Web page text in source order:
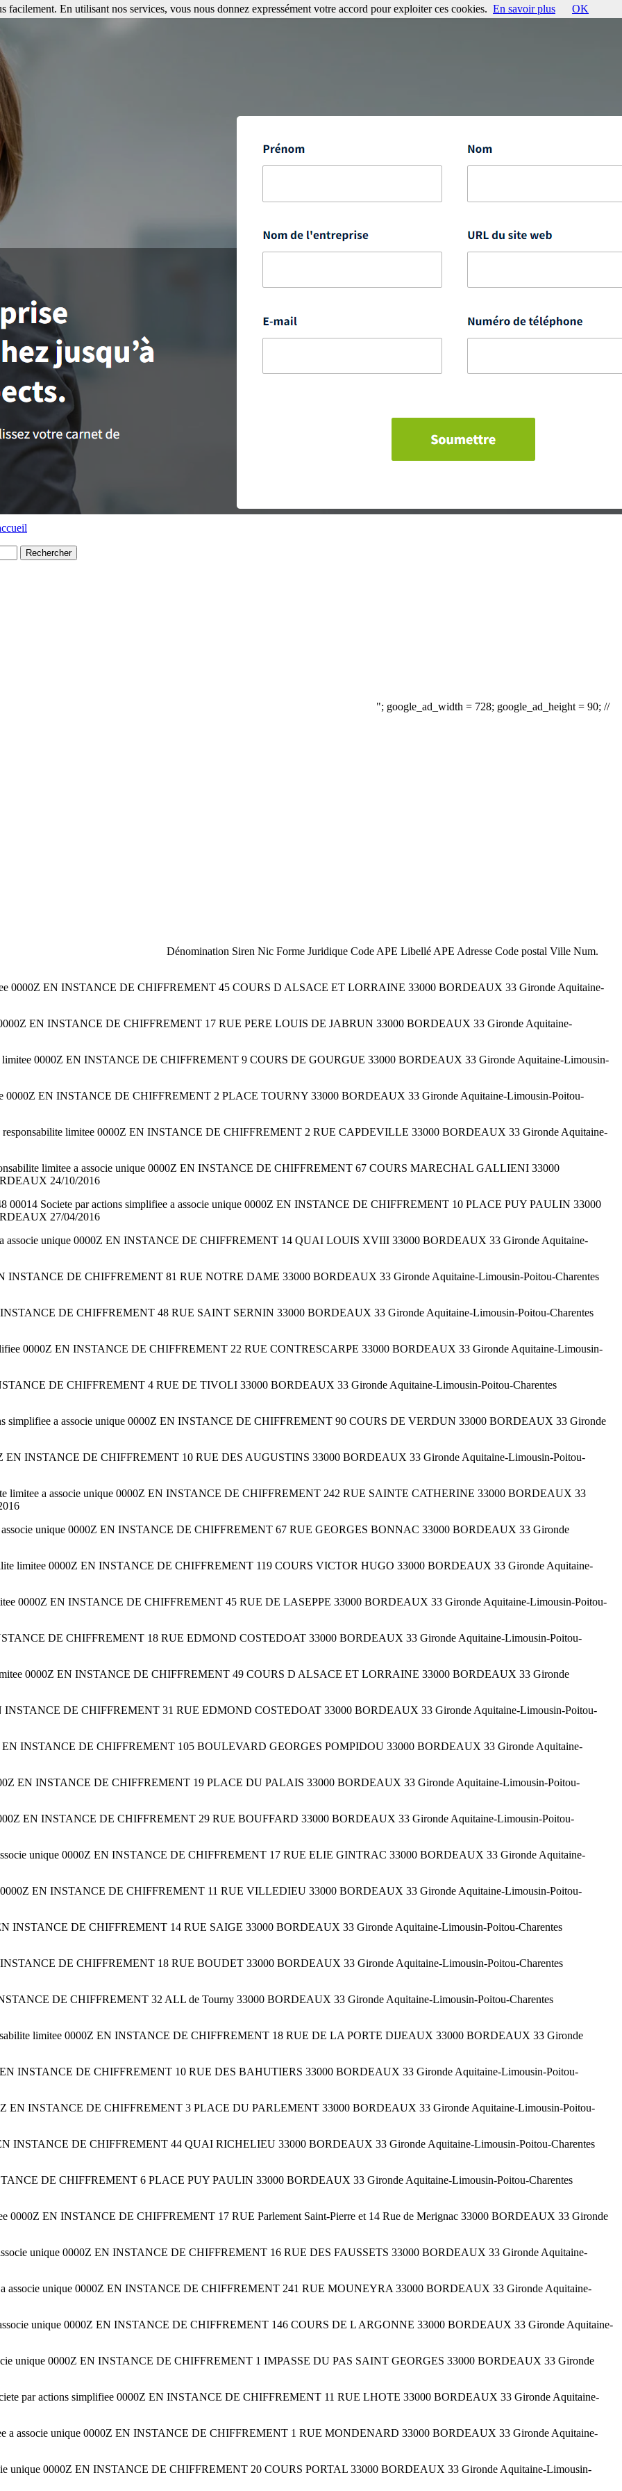
"; google_ad_width = 728; google_ad_height = 90; //
Dénomination Siren Nic Forme Juridique Code APE Libellé APE Adresse Code postal Ville Num.
0000Z EN INSTANCE DE CHIFFREMENT 45 COURS D ALSACE ET LORRAINE 33000 BORDEAUX 33 Gironde Aquitaine-
EN INSTANCE DE CHIFFREMENT 17 RUE PERE LOUIS DE JABRUN 33000 BORDEAUX 33 Gironde Aquitaine-
limitee 0000Z EN INSTANCE DE CHIFFREMENT 9 COURS DE GOURGUE 33000 BORDEAUX 33 Gironde Aquitaine-Limousin-
0000Z EN INSTANCE DE CHIFFREMENT 2 PLACE TOURNY 33000 BORDEAUX 33 Gironde Aquitaine-Limousin-Poitou-
limitee 0000Z EN INSTANCE DE CHIFFREMENT 2 RUE CAPDEVILLE 33000 BORDEAUX 33 Gironde Aquitaine-
limitee a associe unique 0000Z EN INSTANCE DE CHIFFREMENT 67 COURS MARECHAL GALLIENI 33000
24/10/2016
Societe par actions simplifiee a associe unique 0000Z EN INSTANCE DE CHIFFREMENT 10 PLACE PUY PAULIN 33000
27/04/2016
associe unique 0000Z EN INSTANCE DE CHIFFREMENT 14 QUAI LOUIS XVIII 33000 BORDEAUX 33 Gironde Aquitaine-
INSTANCE DE CHIFFREMENT 81 RUE NOTRE DAME 33000 BORDEAUX 33 Gironde Aquitaine-Limousin-Poitou-Charentes
INSTANCE DE CHIFFREMENT 48 RUE SAINT SERNIN 33000 BORDEAUX 33 Gironde Aquitaine-Limousin-Poitou-Charentes
0000Z EN INSTANCE DE CHIFFREMENT 22 RUE CONTRESCARPE 33000 BORDEAUX 33 Gironde Aquitaine-Limousin-
DE CHIFFREMENT 4 RUE DE TIVOLI 33000 BORDEAUX 33 Gironde Aquitaine-Limousin-Poitou-Charentes
simplifiee a associe unique 0000Z EN INSTANCE DE CHIFFREMENT 90 COURS DE VERDUN 33000 BORDEAUX 33 Gironde
EN INSTANCE DE CHIFFREMENT 10 RUE DES AUGUSTINS 33000 BORDEAUX 33 Gironde Aquitaine-Limousin-Poitou-
limitee a associe unique 0000Z EN INSTANCE DE CHIFFREMENT 242 RUE SAINTE CATHERINE 33000 BORDEAUX 33
associe unique 0000Z EN INSTANCE DE CHIFFREMENT 67 RUE GEORGES BONNAC 33000 BORDEAUX 33 Gironde
limitee 0000Z EN INSTANCE DE CHIFFREMENT 119 COURS VICTOR HUGO 33000 BORDEAUX 33 Gironde Aquitaine-
0000Z EN INSTANCE DE CHIFFREMENT 45 RUE DE LASEPPE 33000 BORDEAUX 33 Gironde Aquitaine-Limousin-Poitou-
DE CHIFFREMENT 18 RUE EDMOND COSTEDOAT 33000 BORDEAUX 33 Gironde Aquitaine-Limousin-Poitou-
0000Z EN INSTANCE DE CHIFFREMENT 49 COURS D ALSACE ET LORRAINE 33000 BORDEAUX 33 Gironde
INSTANCE DE CHIFFREMENT 31 RUE EDMOND COSTEDOAT 33000 BORDEAUX 33 Gironde Aquitaine-Limousin-Poitou-
EN INSTANCE DE CHIFFREMENT 105 BOULEVARD GEORGES POMPIDOU 33000 BORDEAUX 33 Gironde Aquitaine-
EN INSTANCE DE CHIFFREMENT 19 PLACE DU PALAIS 33000 BORDEAUX 33 Gironde Aquitaine-Limousin-Poitou-
EN INSTANCE DE CHIFFREMENT 29 RUE BOUFFARD 33000 BORDEAUX 33 Gironde Aquitaine-Limousin-Poitou-
unique 0000Z EN INSTANCE DE CHIFFREMENT 17 RUE ELIE GINTRAC 33000 BORDEAUX 33 Gironde Aquitaine-
EN INSTANCE DE CHIFFREMENT 11 RUE VILLEDIEU 33000 BORDEAUX 33 Gironde Aquitaine-Limousin-Poitou-
INSTANCE DE CHIFFREMENT 14 RUE SAIGE 33000 BORDEAUX 33 Gironde Aquitaine-Limousin-Poitou-Charentes
DE CHIFFREMENT 18 RUE BOUDET 33000 BORDEAUX 33 Gironde Aquitaine-Limousin-Poitou-Charentes
DE CHIFFREMENT 32 ALL de Tourny 33000 BORDEAUX 33 Gironde Aquitaine-Limousin-Poitou-Charentes
limitee 0000Z EN INSTANCE DE CHIFFREMENT 18 RUE DE LA PORTE DIJEAUX 33000 BORDEAUX 33 Gironde
EN INSTANCE DE CHIFFREMENT 10 RUE DES BAHUTIERS 33000 BORDEAUX 33 Gironde Aquitaine-Limousin-Poitou-
EN INSTANCE DE CHIFFREMENT 3 PLACE DU PARLEMENT 33000 BORDEAUX 33 Gironde Aquitaine-Limousin-Poitou-
INSTANCE DE CHIFFREMENT 44 QUAI RICHELIEU 33000 BORDEAUX 33 Gironde Aquitaine-Limousin-Poitou-Charentes
DE CHIFFREMENT 6 PLACE PUY PAULIN 33000 BORDEAUX 33 Gironde Aquitaine-Limousin-Poitou-Charentes
0000Z EN INSTANCE DE CHIFFREMENT 17 RUE Parlement Saint-Pierre et 14 Rue de Merignac 33000 BORDEAUX 33 Gironde
unique 0000Z EN INSTANCE DE CHIFFREMENT 16 RUE DES FAUSSETS 33000 BORDEAUX 33 Gironde Aquitaine-
associe unique 0000Z EN INSTANCE DE CHIFFREMENT 241 RUE MOUNEYRA 33000 BORDEAUX 33 Gironde Aquitaine-
unique 0000Z EN INSTANCE DE CHIFFREMENT 146 COURS DE L ARGONNE 33000 BORDEAUX 33 Gironde Aquitaine-
unique 0000Z EN INSTANCE DE CHIFFREMENT 1 IMPASSE DU PAS SAINT GEORGES 33000 BORDEAUX 33 Gironde
par actions simplifiee 0000Z EN INSTANCE DE CHIFFREMENT 11 RUE LHOTE 33000 BORDEAUX 33 Gironde Aquitaine-
a associe unique 0000Z EN INSTANCE DE CHIFFREMENT 1 RUE MONDENARD 33000 BORDEAUX 33 Gironde Aquitaine-
unique 0000Z EN INSTANCE DE CHIFFREMENT 20 COURS PORTAL 33000 BORDEAUX 33 Gironde Aquitaine-Limousin-
facilement. En utilisant nos services, vous nous donnez expressément votre accord pour exploiter ces cookies. En savoir plus OK